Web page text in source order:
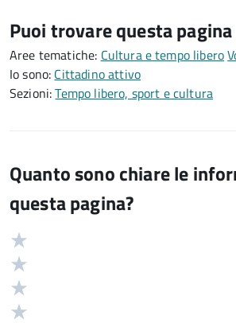
Puoi trovare questa
Aree tematiche: Cultura e tempo libero
Io sono: Cittadino attivo
Sezioni:Tempo libero, sport e cultura
Quanto sono chiare le
questa pagina?
Valutazione